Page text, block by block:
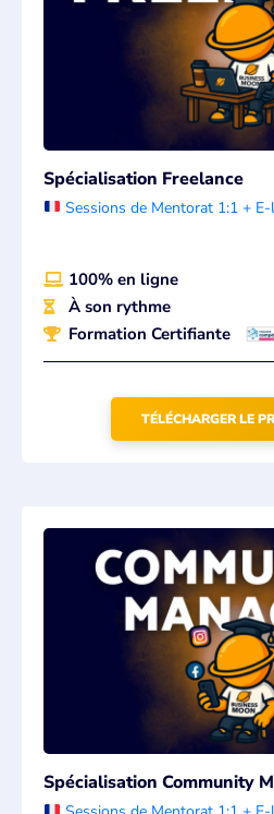
Spécialisation Freelance
Sessions de Mentorat 1:1 +
100% en ligne
À son rythme
Formation Certifiante
TÉLÉCHARGER LE
Spécialisation Community